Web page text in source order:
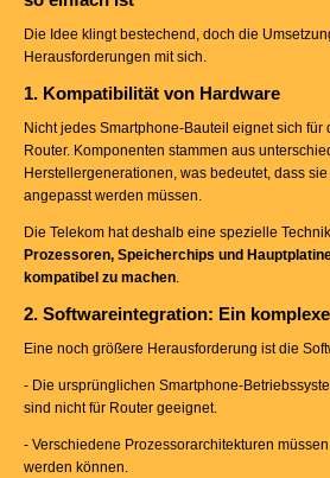
Die Idee klingt bestechend, doch die
Herausforderungen mit sich.
1. Kompatibilität von Hardware
Nicht jedes Smartphone-Bauteil eignet sich für
Router. Komponenten stammen aus
Herstellergenerationen, was bedeutet, dass
angepasst werden müssen.
Die Telekom hat deshalb eine spezielle
Prozessoren, Speicherchips und
kompatibel zu machen.
2. Softwareintegration: Ein
Eine noch größere Herausforderung ist die
- Die ursprünglichen Smartphone-
sind nicht für Router geeignet.
- Verschiedene Prozessorarchitekturen
werden können.